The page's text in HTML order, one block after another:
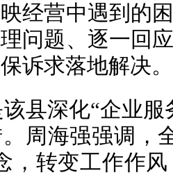
经营中遇到的
问题、逐一回
诉求落地解决。
县深化“企业
周海强强调，
，转变工作作